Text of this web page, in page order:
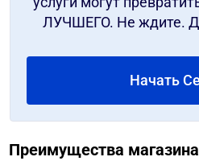
ЛУЧШЕГО. Не ждите.
Начать
Преимущества